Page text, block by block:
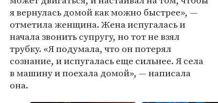
я вернулась домой как можно быстрее», —
отметила женщина. Жена испугалась и
начала звонить супругу, но тот не взял
трубку. «Я подумала, что он потерял
сознание, и испугалась еще сильнее. Я села
в машину и поехала домой», — написала
она.